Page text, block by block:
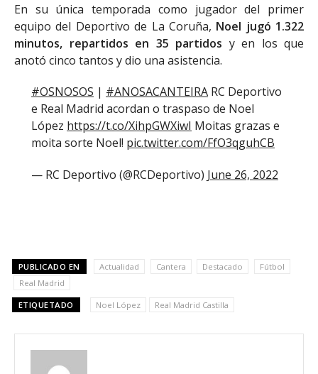
En su única temporada como jugador del primer
equipo del Deportivo de La Coruña, Noel jugó 1.322
minutos, repartidos en 35 partidos y en los que
anotó cinco tantos y dio una asistencia.
#OSNOSOS | #ANOSACANTEIRA RC Deportivo
e Real Madrid acordan o traspaso de Noel
López https://t.co/XihpGWXiwI Moitas grazas e
moita sorte Noel! pic.twitter.com/FfO3qguhCB
— RC Deportivo (@RCDeportivo) June 26, 2022
PUBLICADO EN Actualidad Cantera Destacado
Fútbol
Real Madrid
ETIQUETADO Noel López Real Madrid Castilla